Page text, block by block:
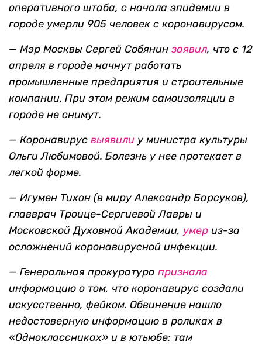
оперативного штаба, с начала эпидемии в
городе умерли 905 человек с коронавирусом.
— Мэр Москвы Сергей Собянин заявил, что с 12
апреля в городе начнут работать
промышленные предприятия и строительные
компании. При этом режим самоизоляции в
городе не снимут.
— Коронавирус выявили у министра культуры
Ольги Любимовой. Болезнь у нее протекает в
легкой форме.
— Игумен Тихон (в миру Александр Барсуков),
главврач Троице-Сергиевой Лавры и
Московской Духовной Академии, умер из-за
осложнений коронавирусной инфекции.
— Генеральная прокуратура признала
информацию о том, что коронавирус создали
искусственно, фейком. Обвинение нашло
недостоверную информацию в роликах в
«Одноклассниках» и в ютьюбе: там